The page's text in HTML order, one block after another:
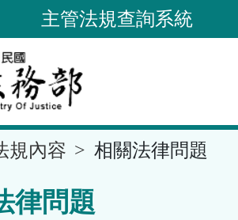
主管法規查詢系統
規內容 相關法律問題
律問題